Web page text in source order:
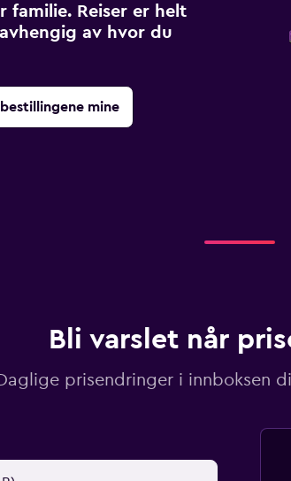
familie. Reiser er helt
av hvor du
mine
Bli varslet når
prisendringer i innboksen